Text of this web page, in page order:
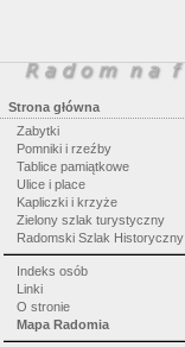
Strona główna
Zabytki
Pomniki i rzeźby
Tablice pamiątkowe
Ulice i place
Kapliczki i krzyże
Zielony szlak turystyczny
Radomski Szlak Historyczny
Indeks osób
Linki
O stronie
Mapa Radomia